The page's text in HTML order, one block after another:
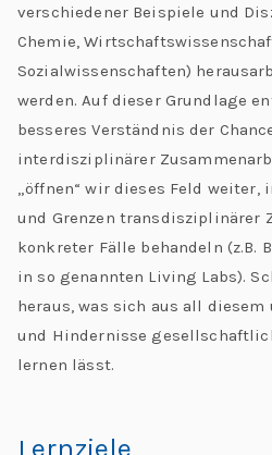
verschiedener Beispiele und
Chemie,
Sozialwissenschaften)
werden. Auf dieser Grundlage
besseres Verständnis der
interdisziplinärer
„öffnen“ wir dieses Feld weiter,
und Grenzen transdisziplinärer
konkreter Fälle behandeln
in so genannten Living Labs).
heraus, was sich aus all
und Hindernisse
lernen lässt.
Lernziele